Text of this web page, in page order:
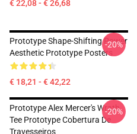
€ 22,08 - € 26,68
Prototype Shape-Shifting Power
Aesthetic Prototype Posters
€ 18,21 - € 42,22
-20%
Prototype Alex Mercer's Wrath
Tee Prototype Cobertura De
Travesseiros
-20%